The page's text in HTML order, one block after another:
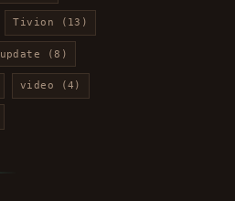
Tivion (13)
update (8)
video (4)